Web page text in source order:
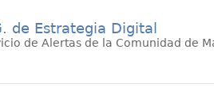
de Estrategia Digital
de Alertas de la Comunidad de